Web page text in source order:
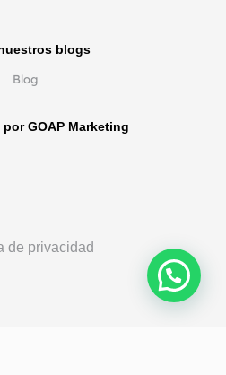
GOAP Marketing
de privacidad
blogs
Blog